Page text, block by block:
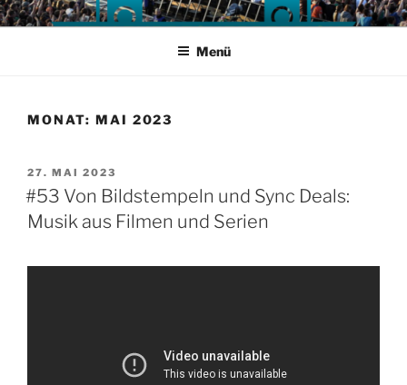
Zum
Inhalt
Menü
MONAT: MAI 2023
VERÖFFENTLICHT
AM
27. MAI 2023
#53 Von Bildstempeln und Sync Deals:
Musik aus Filmen und Serien